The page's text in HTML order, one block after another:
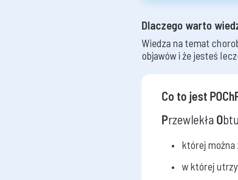
Dlaczego warto
Wiedza na temat
objawów i że jesteś
Co to jest
Przewlekła O
której można
w której